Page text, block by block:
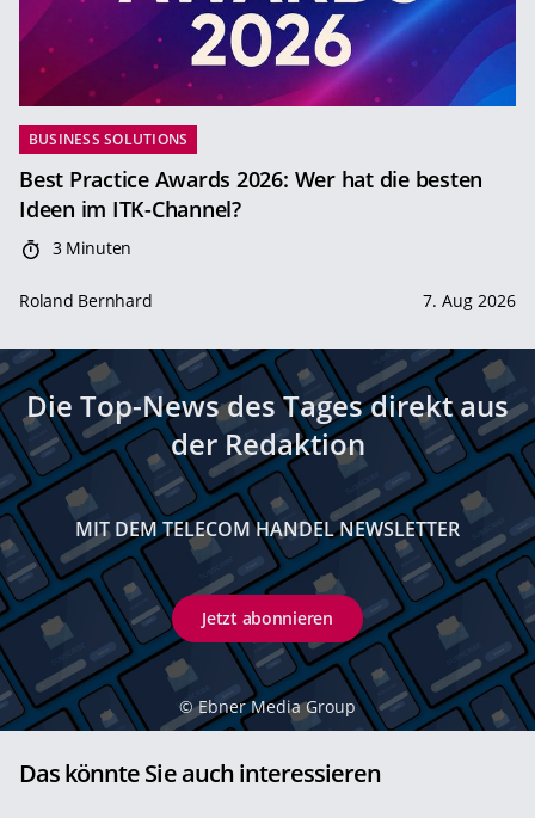
BUSINESS SOLUTIONS
Best Practice Awards 2026: Wer hat die besten
Ideen im ITK-Channel?
3 Minuten
Roland Bernhard 7. Aug 2026
Die Top-News des Tages direkt aus
der Redaktion
MIT DEM TELECOM HANDEL NEWSLETTER
Jetzt abonnieren
© Ebner Media Group
Das könnte Sie auch interessieren